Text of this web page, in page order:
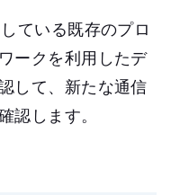
ている既存のプロ
ークを利用したデ
して、新たな通信
認します。